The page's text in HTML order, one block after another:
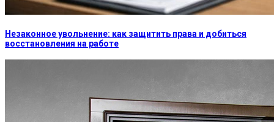
Незаконное увольнение: как защитить права и добиться
восстановления на работе